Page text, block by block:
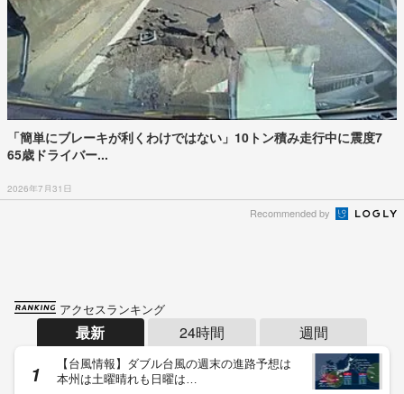
「簡単にブレーキが利くわけではない」10トン積み走行中に震度7
65歳ドライバー...
2026年7月31日
Recommended by
アクセスランキング
最新 24時間 週間
【台風情報】ダブル台風の週末の進路予想は
本州は土曜晴れも日曜は…